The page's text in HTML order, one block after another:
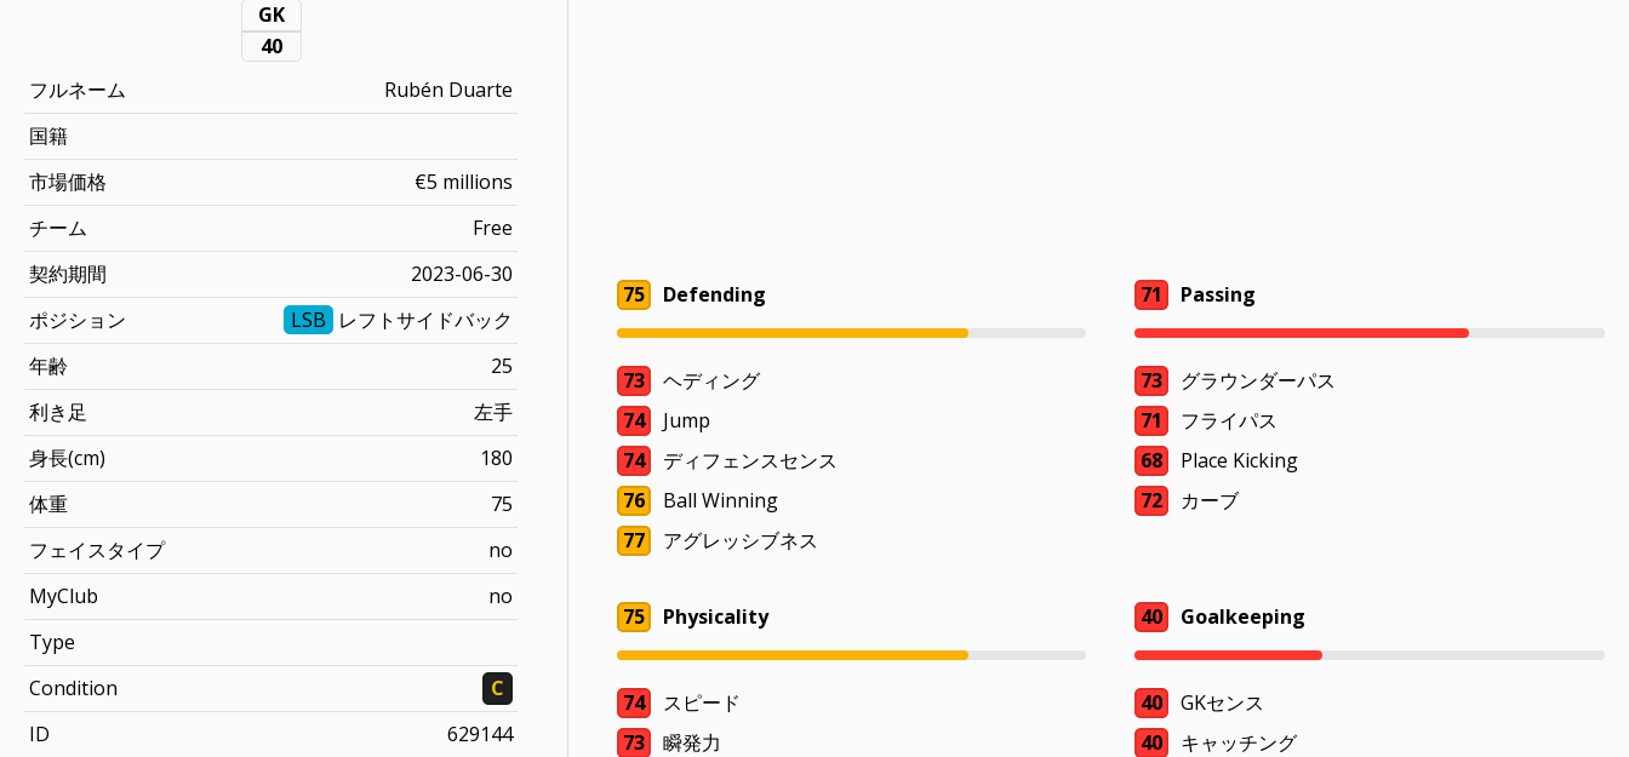
GK
40
フルネーム
Rubén Duarte
国籍
市場価格
€5 millions
チーム
Free
契約期間
2023-06-30
ポジション
LSB レフトサイドバック
年齢
25
利き足
左手
身長(cm)
180
体重
75
フェイスタイプ
no
MyClub
no
Type
Condition
C
ID
629144
75 Defending
73
ヘディング
74
Jump
74
ディフェンスセンス
76
Ball Winning
77
アグレッシブネス
71 Passing
73
グラウンダーパス
71
フライパス
68
Place Kicking
72
カーブ
75 Physicality
74
スピード
73
瞬発力
40 Goalkeeping
40
GKセンス
40
キャッチング